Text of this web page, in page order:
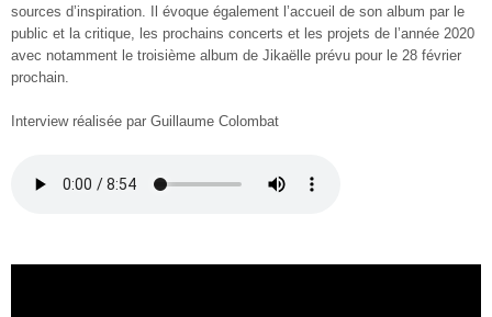
sources d’inspiration. Il évoque également l’accueil de son album par le
public et la critique, les prochains concerts et les projets de l’année 2020
avec notamment le troisième album de Jikaëlle prévu pour le 28 février
prochain.
Interview réalisée par Guillaume Colombat